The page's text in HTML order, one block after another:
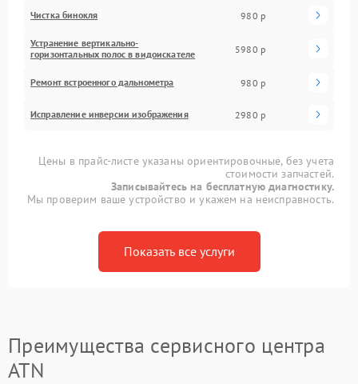
Чистка бинокля 980 р
Устранение вертикально-
горизонтальных полос в видоискателе
5980 р
Ремонт встроенного дальнометра 980 р
Исправление инверсии изображения 2980 р
Цены в прайс-листе указаны ориентировочные, без учета
стоимости запчастей.
Записывайтесь на бесплатную диагностику.
Мы проверим ваше устройство и укажем на неисправность.
Показать все услуги
Преимущества сервисного центра
ATN